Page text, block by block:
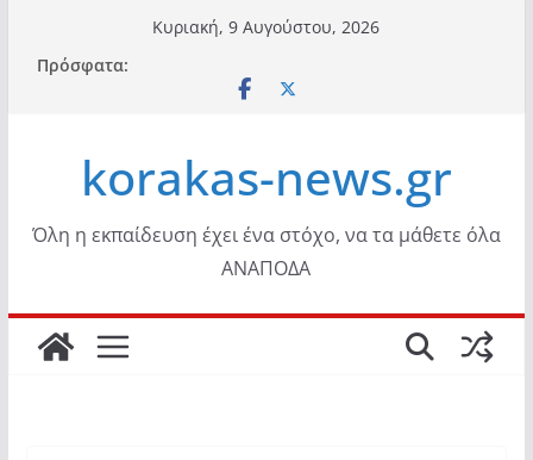
περιεχόμενο
Κυριακή, 9 Αυγούστου, 2026
Πρόσφατα:
korakas-news.gr
Όλη η εκπαίδευση έχει ένα στόχο, να τα μάθετε όλα
ΑΝΑΠΟΔΑ